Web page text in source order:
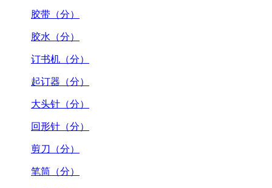
胶带（分）
胶水（分）
订书机（分）
起订器（分）
大头针（分）
回形针（分）
剪刀（分）
笔筒（分）